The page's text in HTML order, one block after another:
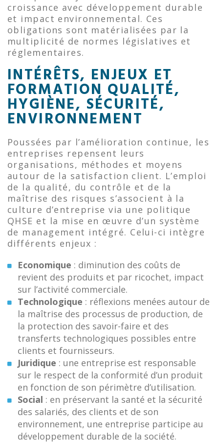
croissance avec développement durable
et impact environnemental. Ces
obligations sont matérialisées par la
multiplicité de normes législatives et
réglementaires.
INTÉRÊTS, ENJEUX ET
FORMATION QUALITÉ,
HYGIÈNE, SÉCURITÉ,
ENVIRONNEMENT
Poussées par l’amélioration continue, les
entreprises repensent leurs
organisations, méthodes et moyens
autour de la satisfaction client. L’emploi
de la qualité, du contrôle et de la
maîtrise des risques s’associent à la
culture d’entreprise via une politique
QHSE et la mise en œuvre d’un système
de management intégré. Celui-ci intègre
différents enjeux :
Economique : diminution des coûts de
revient des produits et par ricochet, impact
sur l’activité commerciale.
Technologique : réflexions menées autour de
la maîtrise des processus de production, de
la protection des savoir-faire et des
transferts technologiques possibles entre
clients et fournisseurs.
Juridique : une entreprise est responsable
sur le respect de la conformité d’un produit
en fonction de son périmètre d’utilisation.
Social : en préservant la santé et la sécurité
des salariés, des clients et de son
environnement, une entreprise participe au
développement durable de la société.